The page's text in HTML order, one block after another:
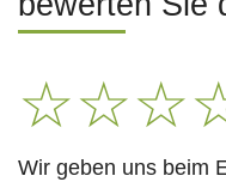
☆☆☆
Wir geben uns beim